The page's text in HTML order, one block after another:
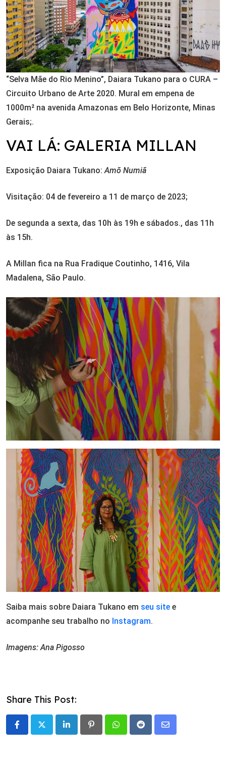
“Selva Mãe do Rio Menino”, Daiara Tukano para o CURA –
Circuito Urbano de Arte 2020. Mural em empena de
1000m² na avenida Amazonas em Belo Horizonte, Minas
Gerais;.
VAI LÁ: GALERIA MILLAN
Exposição Daiara Tukano:Amõ Numiã
Visitação: 04 de fevereiro a 11 de março de 2023;
De segunda a sexta, das 10h às 19h e sábados., das 11h
às 15h.
A Millan fica na Rua Fradique Coutinho, 1416, Vila
Madalena, São Paulo.
Saiba mais sobre Daiara Tukano em seu site e
acompanhe seu trabalho no Instagram.
Imagens: Ana Pigosso
Share This Post:
LinkedIn PinterestWhatsappRedditShare